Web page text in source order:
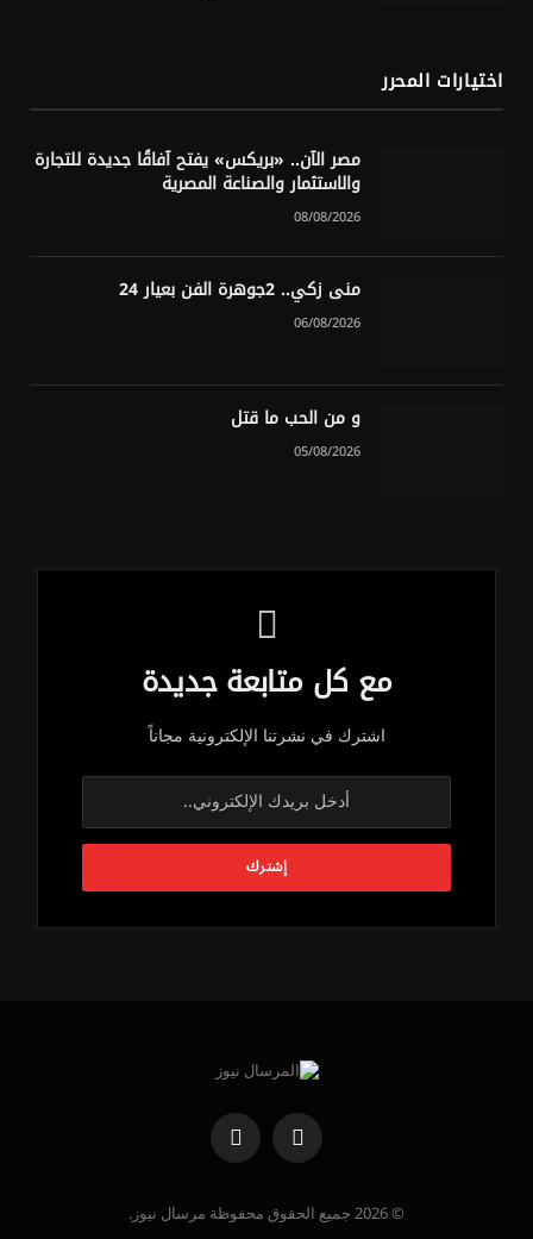
اختيارات المحرر
مصر الآن.. «بريكس» يفتح آفاقًا جديدة للتجارة
والاستثمار والصناعة المصرية
08/08/2026
منى زكي.. 2جوهرة الفن بعيار 24
06/08/2026
و من الحب ما قتل
05/08/2026
مع كل متابعة جديدة
اشترك في نشرتنا الإلكترونية مجاناً
فيسبوك واتساب
© 2026 جميع الحقوق محفوظة مرسال نيوز.